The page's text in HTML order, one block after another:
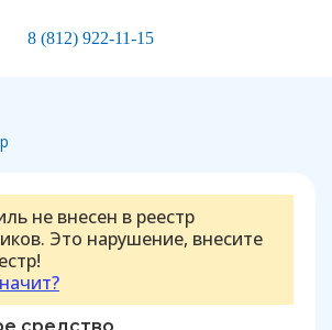
8 (812) 922-11-15
не внесен в реестр
Это нарушение, внесите